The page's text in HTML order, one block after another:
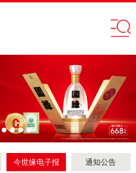
今世缘电子报 通知公告